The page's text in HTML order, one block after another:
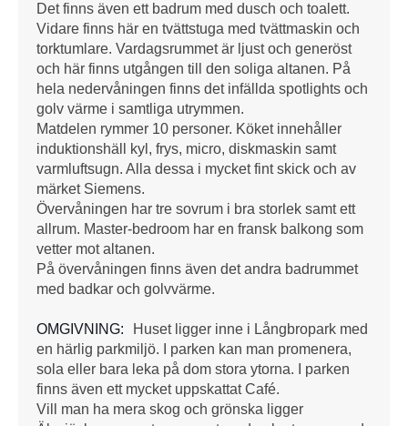
Det finns även ett badrum med dusch och toalett.
Vidare finns här en tvättstuga med tvättmaskin och
torktumlare. Vardagsrummet är ljust och generöst
och här finns utgången till den soliga altanen. På
hela nedervåningen finns det infällda spotlights och
golv värme i samtliga utrymmen.
Matdelen rymmer 10 personer. Köket innehåller
induktionshäll kyl, frys, micro, diskmaskin samt
varmluftsugn. Alla dessa i mycket fint skick och av
märket Siemens.
Övervåningen har tre sovrum i bra storlek samt ett
allrum. Master-bedroom har en fransk balkong som
vetter mot altanen.
På övervåningen finns även det andra badrummet
med badkar och golvvärme.
OMGIVNING:
Huset ligger inne i Långbropark med
en härlig parkmiljö. I parken kan man promenera,
sola eller bara leka på dom stora ytorna. I parken
finns även ett mycket uppskattat Café.
Vill man ha mera skog och grönska ligger